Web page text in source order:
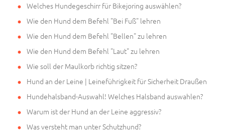
Welches Hundegeschirr für Bikejoring auswählen?
Wie den Hund dem Befehl "Bei Fuß" lehren
Wie den Hund dem Befehl "Bellen" zu lehren
Wie den Hund dem Befehl "Laut" zu lehren
Wie soll der Maulkorb richtig sitzen?
Hund an der Leine | Leineführigkeit für Sicherheit Draußen
Hundehalsband-Auswahl! Welches Halsband auswahlen?
Warum ist der Hund an der Leine aggressiv?
Was versteht man unter Schutzhund?